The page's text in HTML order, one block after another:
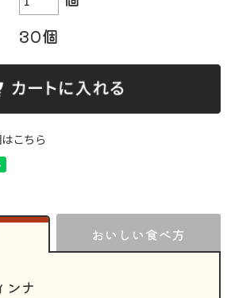
30個
こちら
おいしい食べ方
ンナ